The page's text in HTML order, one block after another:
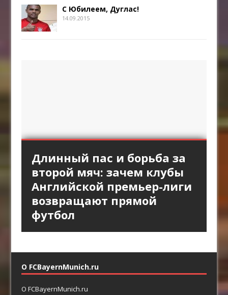
С Юбилеем, Дуглас!
14.09.2015
«Интер» против высокой
линии «Барселоны»:
пространство за защитой
как главный ресурс атаки
Длинный пас и борьба за
второй мяч: зачем клубы
Английской премьер-лиги
возвращают прямой
футбол
Стандарты «Арсенала»
как продолжение
позиционной атаки
Смена темпа в атаках
«Астон Виллы»: почему
резкое ускорение опаснее
долгого владения
«Брага» против
персонального прессинга:
как ротации освобождают
пространство между
линиями
О FCBayernMunich.ru
О FCBayernMunich.ru